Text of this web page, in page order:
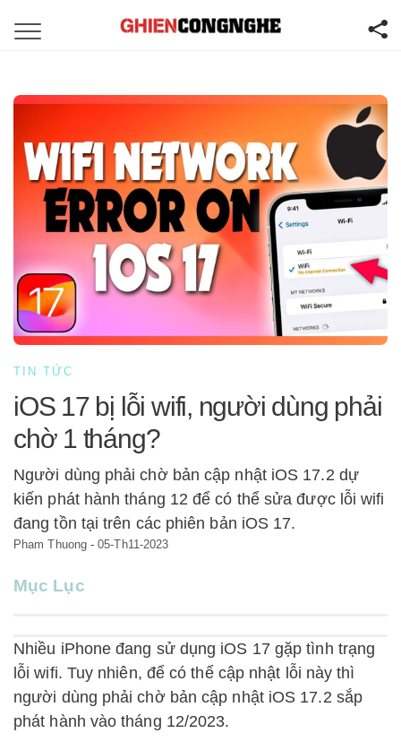
TIN TỨC
iOS 17 bị lỗi wifi, người dùng phải
chờ 1 tháng?
Người dùng phải chờ bản cập nhật iOS 17.2 dự
kiến phát hành tháng 12 để có thể sửa được lỗi wifi
đang tồn tại trên các phiên bản iOS 17.
Pham Thuong-05-Th11-2023
Mục Lục
Nhiều iPhone đang sử dụng iOS 17 gặp tình trạng
lỗi wifi. Tuy nhiên, để có thể cập nhật lỗi này thì
người dùng phải chờ bản cập nhật iOS 17.2 sắp
phát hành vào tháng 12/2023.